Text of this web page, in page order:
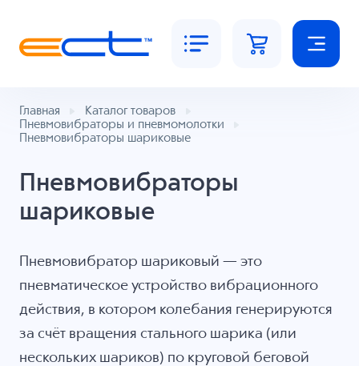
Главная
Каталог товаров
Пневмовибраторы и пневмомолотки
Пневмовибраторы шариковые
Пневмовибраторы
шариковые
Пневмовибратор шариковый — это
пневматическое устройство вибрационного
действия, в котором колебания генерируются
за счёт вращения стального шарика (или
нескольких шариков) по круговой беговой